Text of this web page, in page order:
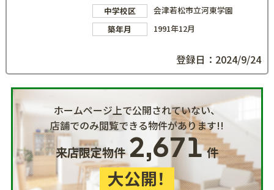
中学校区
会津若松市立河東学園
築年月
1991年12月
登録日：2024/9/24
ホームページ上で公開されていない、
店舗でのみ閲覧できる物件があります!!
来店限定物件2,671件
大公開！